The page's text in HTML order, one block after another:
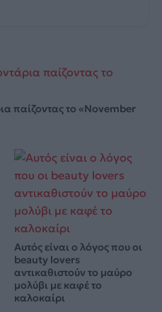
παίζοντας το «November
Αυτός είναι ο λόγος που οι
beauty lovers
αντικαθιστούν το μαύρο
μολύβι με καφέ το
καλοκαίρι